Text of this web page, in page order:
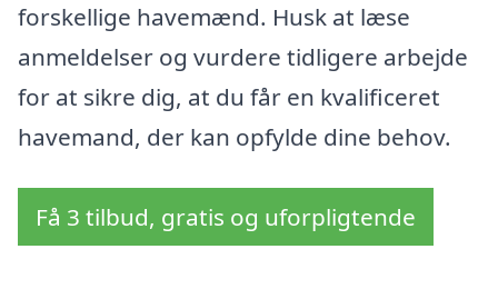
forskellige havemænd. Husk at læse
anmeldelser og vurdere tidligere arbejde
for at sikre dig, at du får en kvalificeret
havemand, der kan opfylde dine behov.
Få 3 tilbud, gratis og uforpligtende